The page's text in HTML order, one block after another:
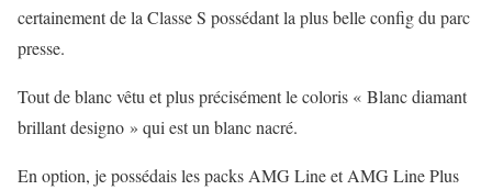
certainement de la Classe S possédant la plus belle config du parc
presse.
Tout de blanc vêtu et plus précisément le coloris « Blanc diamant
brillant designo » qui est un blanc nacré.
En option, je possédais les packs AMG Line et AMG Line Plus